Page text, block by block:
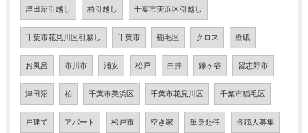
津田沼引越し 柏引越し 千葉市美浜区引越し
千葉市花見川区引越し 千葉市 稲毛区 クロス 壁紙
お風呂 市川市 浦安 松戸 白井 鎌ヶ谷 習志野市
津田沼 柏 千葉市美浜区 千葉市花見川区 千葉市稲毛区
戸建て アパート 松戸市 空き家 単身赴任 各職人募集